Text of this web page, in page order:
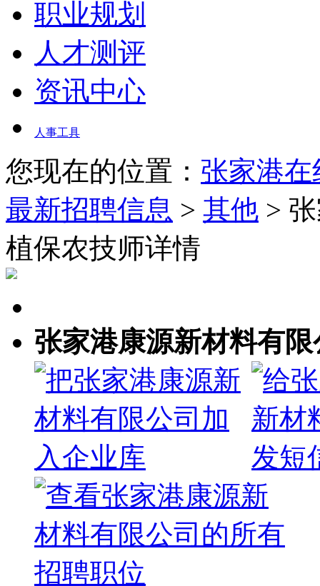
职业规划
人才测评
资讯中心
人事工具
您现在的位置： 张家港
最新招聘信息 > 其他 >
植保农技师详情
张家港康源新材料有限